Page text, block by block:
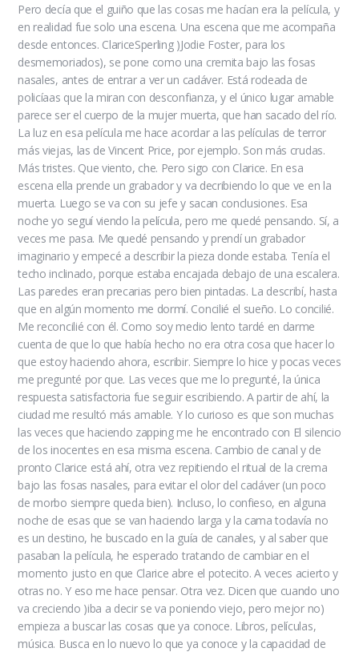
Pero decía que el guiño que las cosas me hacían era la película, y
en realidad fue solo una escena. Una escena que me acompaña
desde entonces. ClariceSperling )Jodie Foster, para los
desmemoriados), se pone como una cremita bajo las fosas
nasales, antes de entrar a ver un cadáver. Está rodeada de
policíaas que la miran con desconfianza, y el único lugar amable
parece ser el cuerpo de la mujer muerta, que han sacado del río.
La luz en esa película me hace acordar a las películas de terror
más viejas, las de Vincent Price, por ejemplo. Son más crudas.
Más tristes. Que viento, che. Pero sigo con Clarice. En esa
escena ella prende un grabador y va decribiendo lo que ve en la
muerta. Luego se va con su jefe y sacan conclusiones. Esa
noche yo seguí viendo la película, pero me quedé pensando. Sí, a
veces me pasa. Me quedé pensando y prendí un grabador
imaginario y empecé a describir la pieza donde estaba. Tenía el
techo inclinado, porque estaba encajada debajo de una escalera.
Las paredes eran precarias pero bien pintadas. La describí, hasta
que en algún momento me dormí. Concilié el sueño. Lo concilié.
Me reconcilié con él. Como soy medio lento tardé en darme
cuenta de que lo que había hecho no era otra cosa que hacer lo
que estoy haciendo ahora, escribir. Siempre lo hice y pocas veces
me pregunté por que. Las veces que me lo pregunté, la única
respuesta satisfactoria fue seguir escribiendo. A partir de ahí, la
ciudad me resultó más amable. Y lo curioso es que son muchas
las veces que haciendo zapping me he encontrado con El silencio
de los inocentes en esa misma escena. Cambio de canal y de
pronto Clarice está ahí, otra vez repitiendo el ritual de la crema
bajo las fosas nasales, para evitar el olor del cadáver (un poco
de morbo siempre queda bien). Incluso, lo confieso, en alguna
noche de esas que se van haciendo larga y la cama todavía no
es un destino, he buscado en la guía de canales, y al saber que
pasaban la película, he esperado tratando de cambiar en el
momento justo en que Clarice abre el potecito. A veces acierto y
otras no. Y eso me hace pensar. Otra vez. Dicen que cuando uno
va creciendo )iba a decir se va poniendo viejo, pero mejor no)
empieza a buscar las cosas que ya conoce. Libros, películas,
música. Busca en lo nuevo lo que ya conoce y la capacidad de